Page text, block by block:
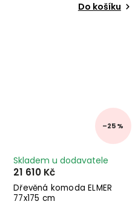
Do košíku
–25 %
Dřevěná komoda ELMER
77x175 cm
Skladem u dodavatele
21 610 Kč